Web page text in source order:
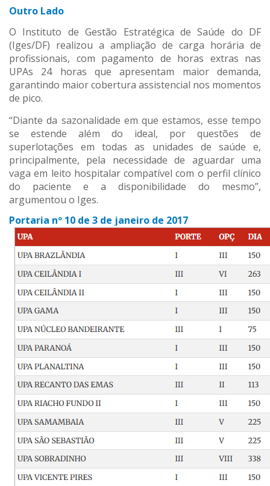
Outro Lado
O Instituto de Gestão Estratégica de Saúde do DF
(Iges/DF) realizou a ampliação de carga horária de
profissionais, com pagamento de horas extras nas
UPAs 24 horas que apresentam maior demanda,
garantindo maior cobertura assistencial nos momentos
de pico.
“Diante da sazonalidade em que estamos, esse tempo
se estende além do ideal, por questões de
superlotações em todas as unidades de saúde e,
principalmente, pela necessidade de aguardar uma
vaga em leito hospitalar compatível com o perfil clínico
do paciente e a disponibilidade do mesmo”,
argumentou o Iges.
Portaria nº 10 de 3 de janeiro de 2017